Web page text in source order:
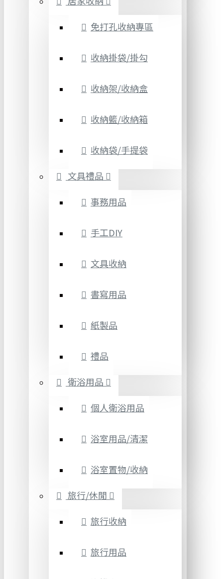
免打孔收納專區
收納掛袋/掛勾
收納架/收納盒
收納籃/收納箱
收納袋/手提袋
文具禮品
事務用品
手工DIY
文具收納
書寫用品
紙製品
禮品
衛浴用品
個人衛浴用品
浴室用品/清潔
浴室置物/收納
旅行/休閒
旅行收納
旅行用品